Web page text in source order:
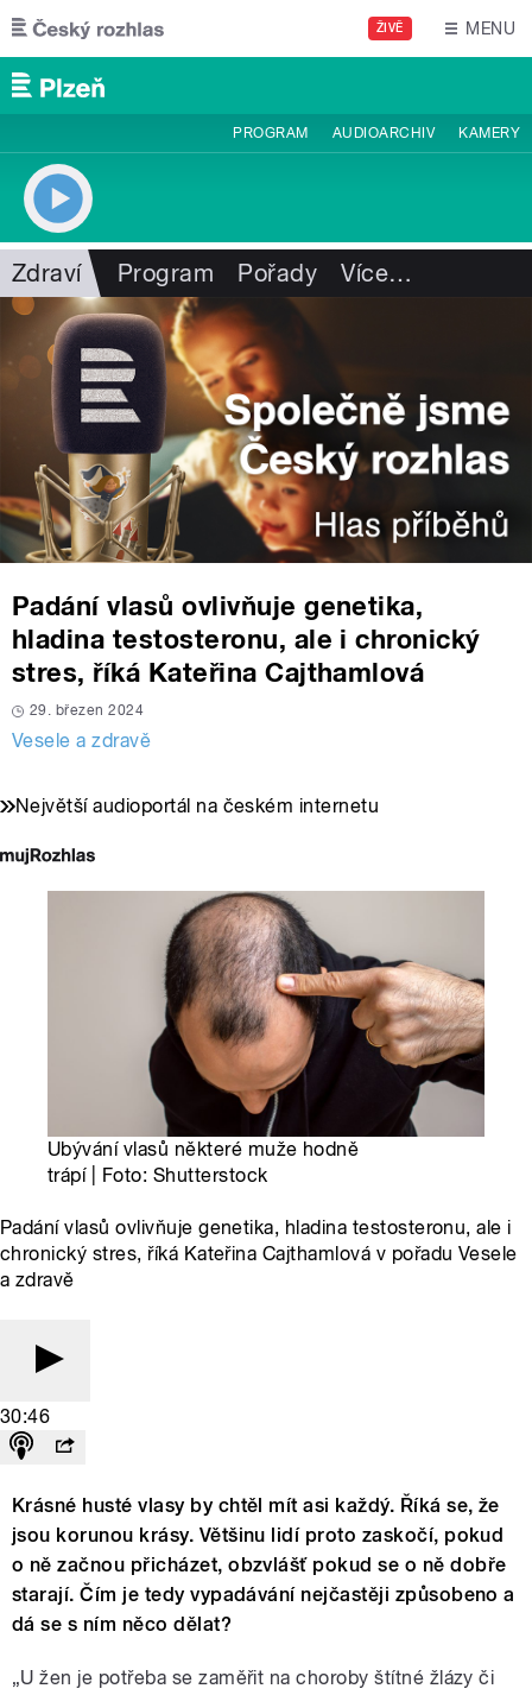
Přejít k hlavnímu obsahu
ŽIVĚ MENU
PROGRAM AUDIOARCHIV KAMERY
Zdraví Program Pořady Více…
Padání vlasů ovlivňuje genetika,
hladina testosteronu, ale i chronický
stres, říká Kateřina Cajthamlová
29. březen 2024
Vesele a zdravě
Největší audioportál na českém internetu
Ubývání vlasů některé muže hodně
trápí | Foto: Shutterstock
Padání vlasů ovlivňuje genetika, hladina testosteronu, ale i
chronický stres, říká Kateřina Cajthamlová v pořadu Vesele
a zdravě
30:46
Krásné husté vlasy by chtěl mít asi každý. Říká se, že
jsou korunou krásy. Většinu lidí proto zaskočí, pokud
o ně začnou přicházet, obzvlášť pokud se o ně dobře
starají. Čím je tedy vypadávání nejčastěji způsobeno a
dá se s ním něco dělat?
„U žen je potřeba se zaměřit na choroby štítné žlázy či